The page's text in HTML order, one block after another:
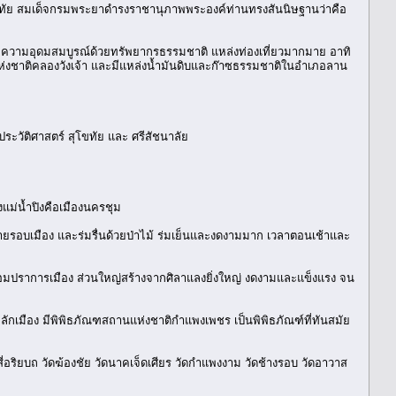
สมเด็จกรมพระยาดำรงราชานุภาพพระองค์ท่านทรงสันนิษฐานว่าคือ
ามอุดมสมบูรณ์ด้วยทรัพยากรธรรมชาติ แหล่งท่องเที่ยวมากมาย อาทิ
าติคลองวังเจ้า และมีแหล่งน้ำมันดิบและก๊าซธรรมชาติในอำเภอลาน
ะวัติศาสตร์ สุโขทัย และ ศรีสัชนาลัย
แม่น้ำปิงคือเมืองนครชุม
อบเมือง และร่มรื่นด้วยป่าไม้ ร่มเย็นและงดงามมาก เวลาตอนเช้าและ
ราการเมือง ส่วนใหญ่สร้างจากศิลาแลงยิ่งใหญ่ งดงามและแข็งแรง จน
ลักเมือง มีพิพิธภัณฑสถานแห่งชาติกำแพงเพชร เป็นพิพิธภัณฑ์ที่ทันสมัย
ยบถ วัดฆ้องชัย วัดนาคเจ็ดเศียร วัดกำแพงงาม วัดช้างรอบ วัดอาวาส